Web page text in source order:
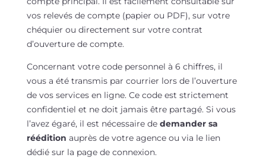
vos relevés de compte (papier ou PDF), sur votre
chéquier ou directement sur votre contrat
d’ouverture de compte.
Concernant votre code personnel à 6 chiffres, il
vous a été transmis par courrier lors de l’ouverture
de vos services en ligne. Ce code est strictement
confidentiel et ne doit jamais être partagé. Si vous
l’avez égaré, il est nécessaire de demander sa
réédition auprès de votre agence ou via le lien
dédié sur la page de connexion.